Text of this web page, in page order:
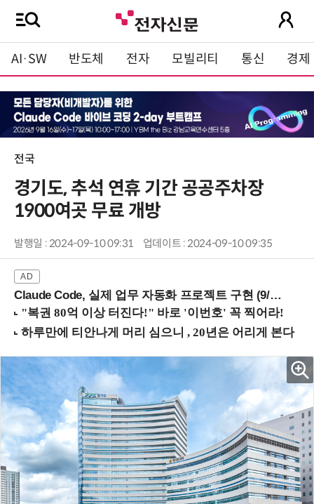
AI·SW 반도체 전자 모빌리티 통신 경제
전국
경기도, 추석 연휴 기간 공공주차장
1900여곳 무료 개방
발행일 : 2024-09-10 09:31 업데이트 : 2024-09-10 09:35
Claude Code, 실제 업무 자동화 프로젝트 구현 (9/16 ~17 강남역)